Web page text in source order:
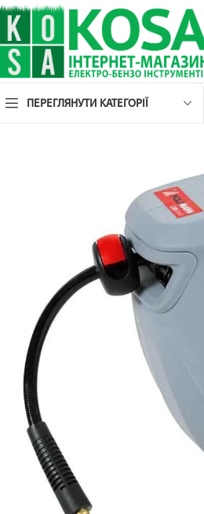
ПЕРЕГЛЯНУТИ КАТЕГОРІЇ